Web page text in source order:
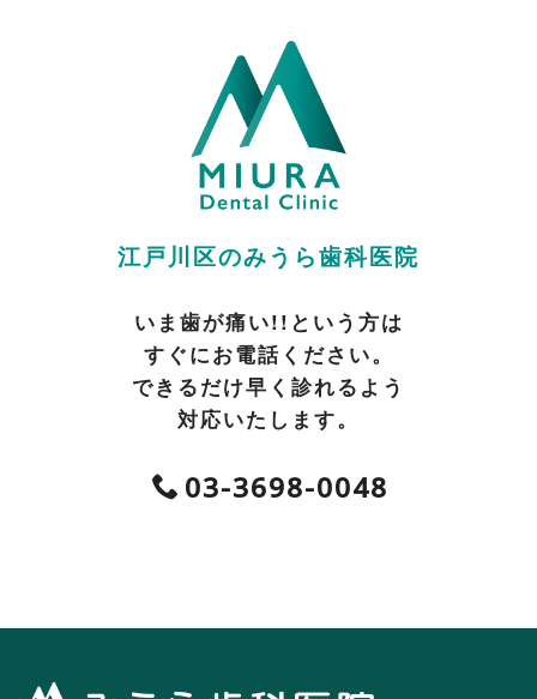
江戸川区のみうら歯科医院
いま歯が痛い!!という方は
すぐにお電話ください。
できるだけ早く診れるよう
対応いたします。
03-3698-0048